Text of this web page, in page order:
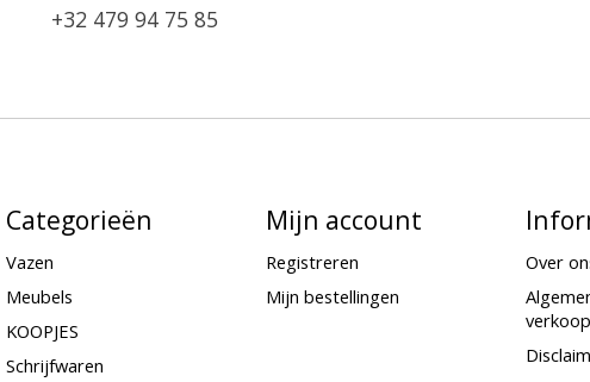
+32 479 94 75 85
Categorieën
Vazen
Meubels
KOOPJES
Schrijfwaren
Mijn account
Registreren
Mijn bestellingen
Over